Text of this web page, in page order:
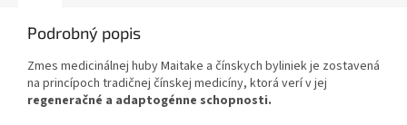
Podrobný popis
Zmes medicinálnej huby Maitake a čínskych byliniek je zostavená
na princípoch tradičnej čínskej medicíny, ktorá verí v jej
regeneračné a adaptogénne schopnosti.